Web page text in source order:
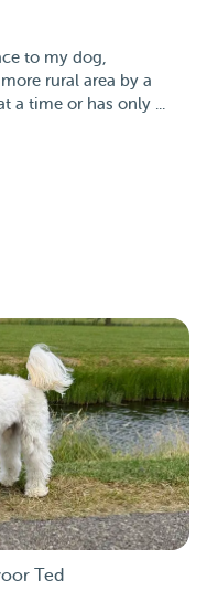
to my dog,
rural area by a
a time or has only ...
Ted